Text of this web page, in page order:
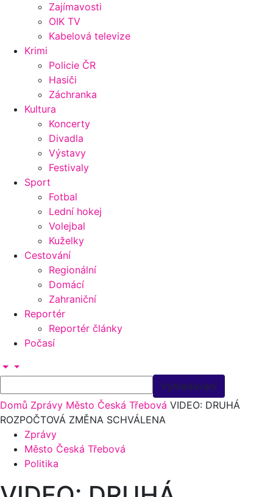
Zajímavosti
OIK TV
Kabelová televize
Krimi
Policie ČR
Hasiči
Záchranka
Kultura
Koncerty
Divadla
Výstavy
Festivaly
Sport
Fotbal
Lední hokej
Volejbal
Kuželky
Cestování
Regionální
Domácí
Zahraniční
Reportér
Reportér články
Počasí
Domů Zprávy Město Česká Třebová VIDEO: DRUHÁ
ROZPOČTOVÁ ZMĚNA SCHVÁLENA
Zprávy
Město Česká Třebová
Politika